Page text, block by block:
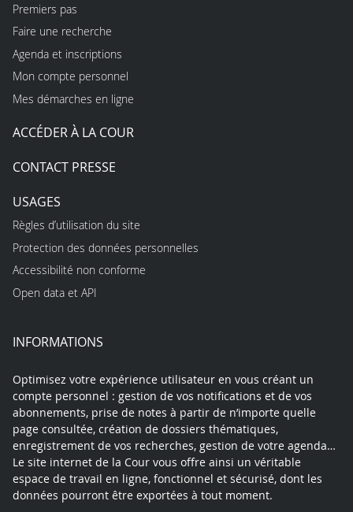
Premiers pas
Faire une recherche
Agenda et inscriptions
Mon compte personnel
Mes démarches en ligne
ACCÉDER À LA COUR
CONTACT PRESSE
USAGES
Règles d’utilisation du site
Protection des données personnelles
Accessibilité non conforme
Open data et API
INFORMATIONS
Optimisez votre expérience utilisateur en vous créant un
compte personnel : gestion de vos notifications et de vos
abonnements, prise de notes à partir de n’importe quelle
page consultée, création de dossiers thématiques,
enregistrement de vos recherches, gestion de votre agenda…
Le site internet de la Cour vous offre ainsi un véritable
espace de travail en ligne, fonctionnel et sécurisé, dont les
données pourront être exportées à tout moment.